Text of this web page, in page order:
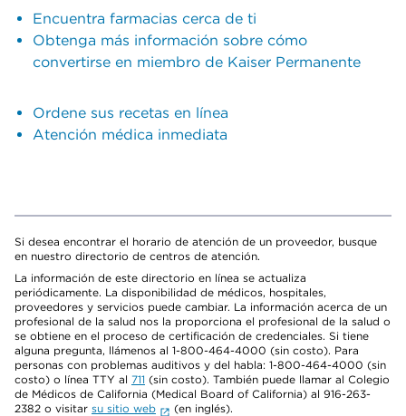
Encuentra farmacias cerca de ti
Obtenga más información sobre cómo
convertirse en miembro de Kaiser Permanente
Ordene sus recetas en línea
Atención médica inmediata
Si desea encontrar el horario de atención de un proveedor, busque
en nuestro directorio de centros de atención.
La información de este directorio en línea se actualiza
periódicamente. La disponibilidad de médicos, hospitales,
proveedores y servicios puede cambiar. La información acerca de un
profesional de la salud nos la proporciona el profesional de la salud o
se obtiene en el proceso de certificación de credenciales. Si tiene
alguna pregunta, llámenos al 1-800-464-4000 (sin costo). Para
personas con problemas auditivos y del habla: 1-800-464-4000 (sin
costo) o línea TTY al 711 (sin costo). También puede llamar al Colegio
de Médicos de California (Medical Board of California) al 916-263-
2382 o visitar su sitio web
(en inglés).